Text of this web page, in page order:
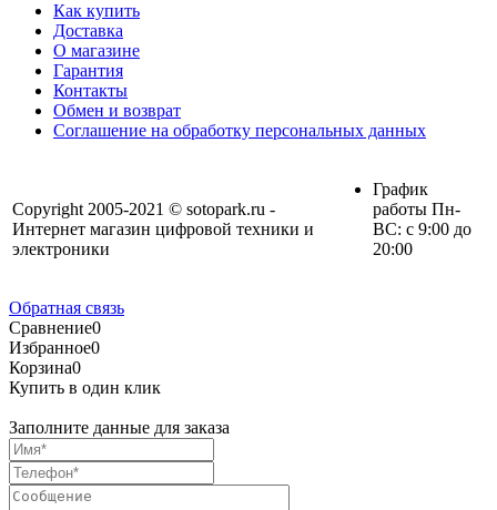
Как купить
Доставка
О магазине
Гарантия
Контакты
Обмен и возврат
Соглашение на обработку персональных данных
Copyright 2005-2021 © sotopark.ru -
Интернет магазин цифровой техники и
электроники
График
работы Пн-
ВС: с 9:00 до
20:00
Обратная связь
Сравнение0
Избранное0
Корзина0
Купить в один клик
Заполните данные для заказа